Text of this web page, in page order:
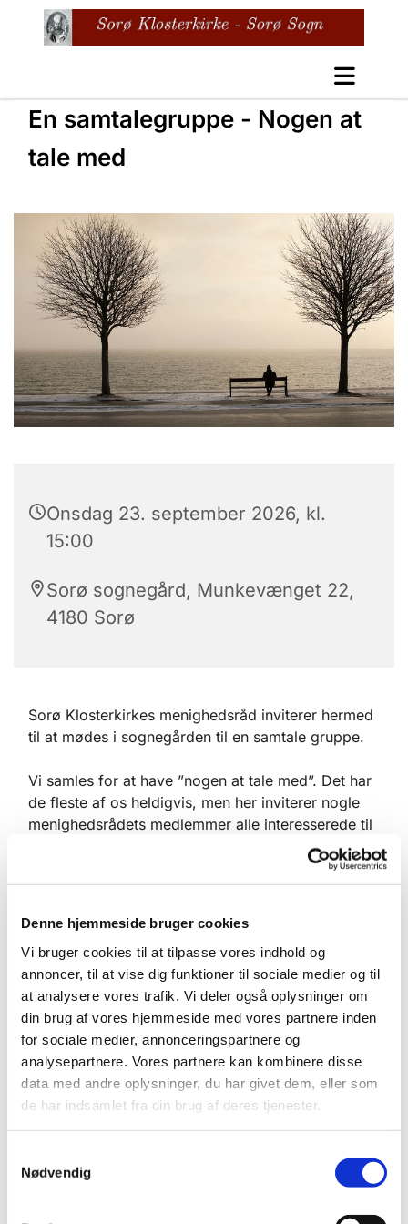
Denne hjemmeside bruger cookies
Vi bruger cookies til at tilpasse vores indhold og
annoncer, til at vise dig funktioner til sociale medier og til
at analysere vores trafik. Vi deler også oplysninger om
din brug af vores hjemmeside med vores partnere inden
for sociale medier, annonceringspartnere og
analysepartnere. Vores partnere kan kombinere disse
data med andre oplysninger, du har givet dem, eller som
de har indsamlet fra din brug af deres tjenester.
Nødvendig
En samtalegruppe - Nogen at
tale med
Onsdag 23. september 2026, kl.
15:00
Sorø sognegård, Munkevænget 22,
4180 Sorø
Sorø Klosterkirkes menighedsråd inviterer hermed
til at mødes i sognegården til en samtale gruppe.
Vi samles for at have ”nogen at tale med”. Det har
de fleste af os heldigvis, men her inviterer nogle
menighedsrådets medlemmer alle interesserede til
at komme og dele tanker om emner eller temaer af
almen betydning og relevans, som det nu kan
folde sig ud for os hver især.
Tanken er den, at det vi deler med hinanden, gør
det lettere at bære for den enkelte. (Vi taler i et
fortroligt rum og refererer ikke hvad andre siger.)
Der er ikke tilmelding, mød blot op.
Eventuelle spørgsmål rettes til:
Trine Vibe Hansen
Tlf.: 57 83 26 20